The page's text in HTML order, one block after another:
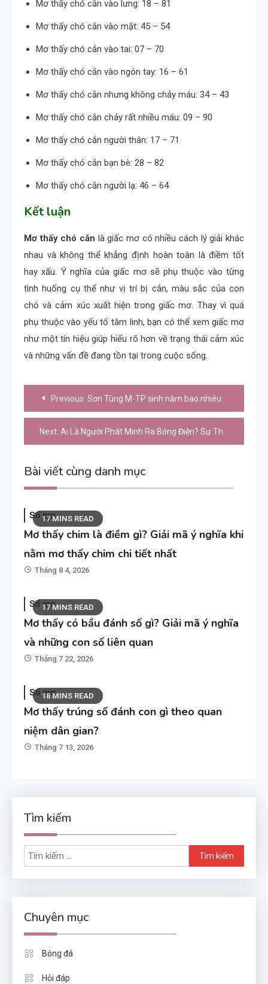
Mơ thấy chó cắn vào lưng: 18 – 81
Mơ thấy chó cắn vào mặt: 45 – 54
Mơ thấy chó cắn vào tai: 07 – 70
Mơ thấy chó cắn vào ngón tay: 16 – 61
Mơ thấy chó cắn nhưng không chảy máu: 34 – 43
Mơ thấy chó cắn chảy rất nhiều máu: 09 – 90
Mơ thấy chó cắn người thân: 17 – 71
Mơ thấy chó cắn bạn bè: 28 – 82
Mơ thấy chó cắn người lạ: 46 – 64
Kết luận
Mơ thấy chó cắn là giấc mơ có nhiều cách lý giải khác
nhau và không thể khẳng định hoàn toàn là điềm tốt
hay xấu. Ý nghĩa của giấc mơ sẽ phụ thuộc vào từng
tình huống cụ thể như vị trí bị cắn, màu sắc của con
chó và cảm xúc xuất hiện trong giấc mơ. Thay vì quá
phụ thuộc vào yếu tố tâm linh, bạn có thể xem giấc mơ
như một tín hiệu giúp hiểu rõ hơn về trạng thái cảm xúc
và những vấn đề đang tồn tại trong cuộc sống.
Điều
hướng
bài
viết
Previous: Sơn Tùng M-TP sinh năm bao nhiêu? Tiểu sử và sự nghiệp chi tiết
Next: Ai Là Người Phát Minh Ra Bóng Điện? Sự Thật Lịch Sử Ít Ai Biết
Bài viết cùng danh mục
17 MINS READ
Sổ mơ
Mơ thấy chim là điềm gì? Giải mã ý nghĩa khi
nằm mơ thấy chim chi tiết nhất
Tháng 8 4, 2026
17 MINS READ
Sổ mơ
Mơ thấy có bầu đánh số gì? Giải mã ý nghĩa
và những con số liên quan
Tháng 7 22, 2026
18 MINS READ
Sổ mơ
Mơ thấy trúng số đánh con gì theo quan
niệm dân gian?
Tháng 7 13, 2026
Tìm kiếm
Tìm
kiếm
Chuyên mục
Bóng đá
Hỏi đáp